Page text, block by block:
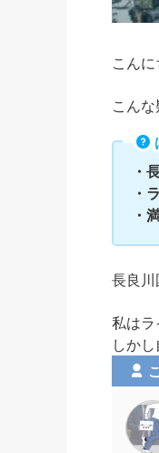
こんに
こん
・
・
・
長良
私はラ
しか